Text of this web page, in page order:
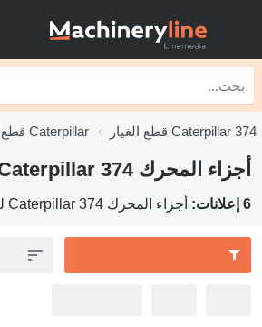
قطع الغيار Caterpillar قطع الغيار Caterpillar 374
أجزاء المحرك Caterpillar 374 لـ حفارة
6 إعلانات: أجزاء المحرك Caterpillar 374 لـ حفارة